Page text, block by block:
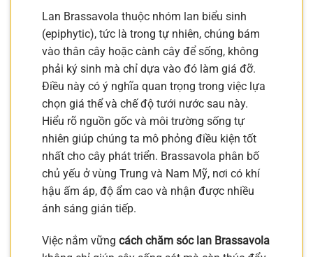
Lan Brassavola thuộc nhóm lan biểu sinh
(epiphytic), tức là trong tự nhiên, chúng bám
vào thân cây hoặc cành cây để sống, không
phải ký sinh mà chỉ dựa vào đó làm giá đỡ.
Điều này có ý nghĩa quan trọng trong việc lựa
chọn giá thể và chế độ tưới nước sau này.
Hiểu rõ nguồn gốc và môi trường sống tự
nhiên giúp chúng ta mô phỏng điều kiện tốt
nhất cho cây phát triển. Brassavola phân bố
chủ yếu ở vùng Trung và Nam Mỹ, nơi có khí
hậu ấm áp, độ ẩm cao và nhận được nhiều
ánh sáng gián tiếp.
Việc nắm vững cách chăm sóc lan Brassavola